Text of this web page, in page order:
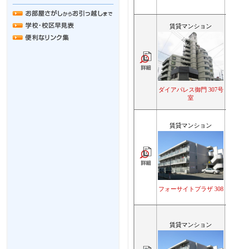
賃貸マンション
ダイアパレス御門 307号
室
賃貸マンション
フォーサイトプラザ 308
賃貸マンション